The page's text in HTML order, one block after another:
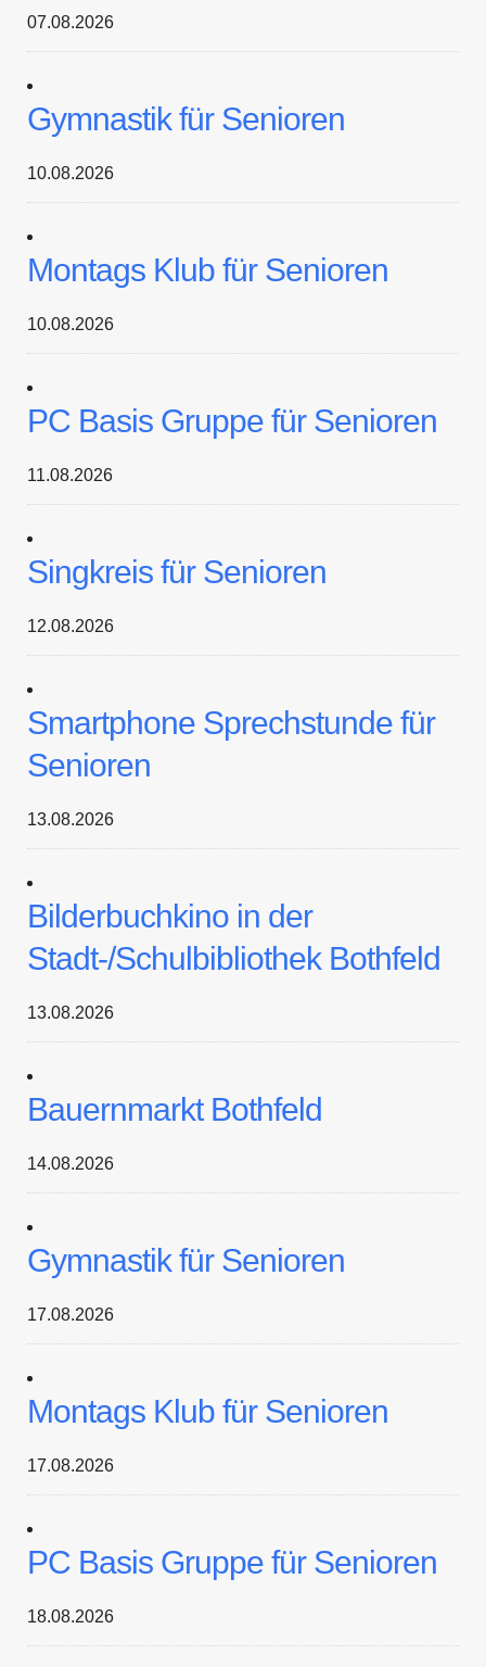
07.08.2026
Gymnastik für Senioren
10.08.2026
Montags Klub für Senioren
10.08.2026
PC Basis Gruppe für Senioren
11.08.2026
Singkreis für Senioren
12.08.2026
Smartphone Sprechstunde für
Senioren
13.08.2026
Bilderbuchkino in der
Stadt-/Schulbibliothek Bothfeld
13.08.2026
Bauernmarkt Bothfeld
14.08.2026
Gymnastik für Senioren
17.08.2026
Montags Klub für Senioren
17.08.2026
PC Basis Gruppe für Senioren
18.08.2026